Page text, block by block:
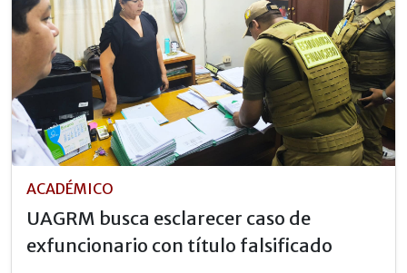
ACADÉMICO
UAGRM busca esclarecer caso de
exfuncionario con título falsificado